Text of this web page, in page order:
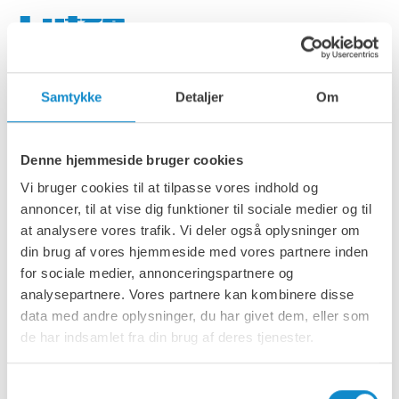
Samtykke Detaljer Om
Denne hjemmeside bruger cookies
Vi bruger cookies til at tilpasse vores indhold og
annoncer, til at vise dig funktioner til sociale medier og til
at analysere vores trafik. Vi deler også oplysninger om
din brug af vores hjemmeside med vores partnere inden
for sociale medier, annonceringspartnere og
analysepartnere. Vores partnere kan kombinere disse
data med andre oplysninger, du har givet dem, eller som
de har indsamlet fra din brug af deres tjenester.
Menu
Fabo and RubbleCrusher – a
double addition to the sales
portfolio
31.10.2025
Lutze Process Germany GmbH, based in Krefeld, is
expanding its product portfolio: the company is
taking over sales, service, and the supply of spare
and wear parts for Turkish plant manufacturer
FABO Global as well as for British compact
machinery manufacturer RubbleCrusher in
Germany. The Krefeld-based company already
showcased both brands at the RecyclingAKTIV &
TiefbauLIVE (RATL) trade fair in Karlsruhe, including